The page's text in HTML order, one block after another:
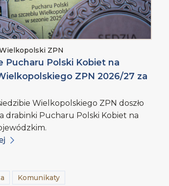
ZPN
Pucharu Polski Kobiet na
ZPN 2026/27 za
Wielkopolskiego ZPN doszło
drabinki Pucharu Polski Kobiet na
Komunikaty